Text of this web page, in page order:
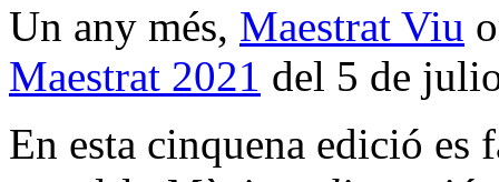
Un any més, Maestrat Viu
Maestrat 2021 del 5 de
En esta cinquena edició es